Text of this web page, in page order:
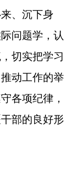
、沉下身
问题学， 认
切实把学习
动工作的举
各项纪律，
部的良好形